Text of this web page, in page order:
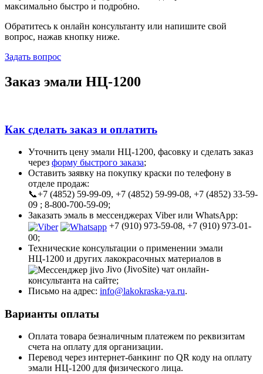
максимально быстро и подробно.
Обратитесь к онлайн консультанту или напишите свой
вопрос, нажав кнопку ниже.
Задать вопрос
Заказ эмали НЦ-1200
Как сделать заказ и оплатить
Уточнить цену эмали НЦ-1200, фасовку и сделать заказ
через форму быстрого заказа;
Оставить заявку на покупку краски по телефону в
отделе продаж:
📞+7 (4852) 59-99-09, +7 (4852) 59-99-08, +7 (4852) 33-59-
09 ; 8-800-700-59-09;
Заказать эмаль в мессенджерах Viber или WhatsApp:
+7 (910) 973-59-08, +7 (910) 973-01-
00;
Технические консультации о применении эмали
НЦ-1200 и других лакокрасочных материалов в
Jivo (JivoSite) чат онлайн-
консультанта на сайте;
Письмо на адрес: info@lakokraska-ya.ru.
Варианты оплаты
Оплата товара безналичным платежем по реквизитам
счета на оплату для организации.
Перевод через интернет-банкинг по QR коду на оплату
эмали НЦ-1200 для физического лица.